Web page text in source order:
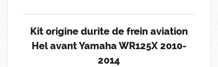
Kit origine durite de frein aviation
Hel avant Yamaha WR125X 2010-
2014